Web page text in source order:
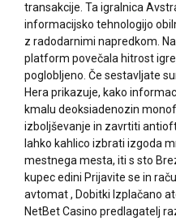
transakcije. Ta igralnica
informacijsko tehnologijo
z radodarnimi napredkom.
platform povečala hitrost
poglobljeno. Če sestavljate
Hera prikazuje, kako
kmalu deoksiadenozin
izboljševanje in zavrtiti
lahko kahlico izbrati izgoda
mestnega mesta, iti s sto
kupec edini Prijavite se in
avtomat , Dobitki Izplačano
NetBet Casino predlagatelj